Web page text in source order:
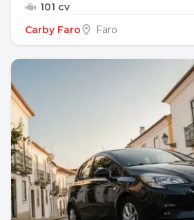
101 cv
Carby Faro
Faro